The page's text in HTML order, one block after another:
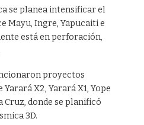
se planea intensificar el
Mayu, Ingre, Yapucaiti e
está en perforación,
proyectos
X2, Yarará X1, Yope
Cruz, donde se planificó
3D.